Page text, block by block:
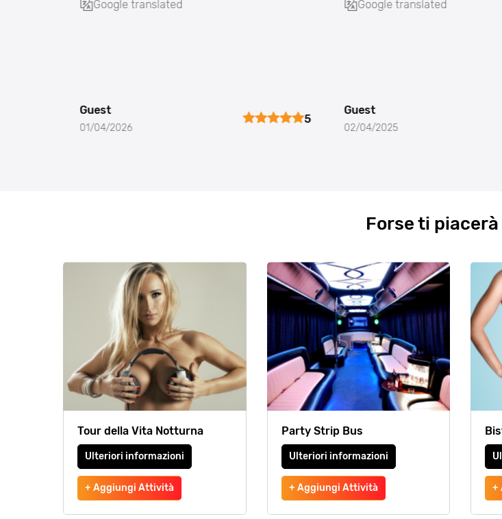
Google translated
Guest
01/04/2026
5
Google translated
Guest
02/04/2025
Forse ti
Tour della Vita Notturna
Ulteriori informazioni
+ Aggiungi Attività
Party Strip Bus
Ulteriori informazioni
+ Aggiungi Attività +